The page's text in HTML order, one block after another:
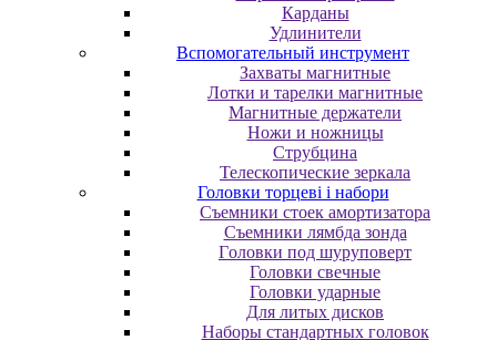
Карданы
Удлинители
Вспомогательный инструмент
Захваты магнитные
Лотки и тарелки магнитные
Магнитные держатели
Ножи и ножницы
Струбцина
Телескопические зеркала
Головки торцеві і набори
Cъeмники cтoeк aмopтизaтopa
Cъeмники лямбдa зoндa
Гoлoвки пoд шуpупoвepт
Головки свечные
Головки ударные
Для литых дисков
Наборы стандартных головок